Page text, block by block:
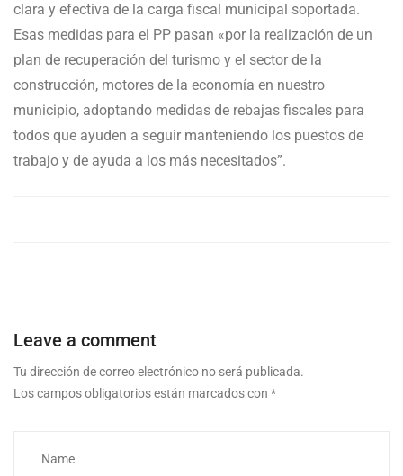
clara y efectiva de la carga fiscal municipal soportada.
Esas medidas para el PP pasan «por la realización de un
plan de recuperación del turismo y el sector de la
construcción, motores de la economía en nuestro
municipio, adoptando medidas de rebajas fiscales para
todos que ayuden a seguir manteniendo los puestos de
trabajo y de ayuda a los más necesitados”.
Leave a comment
Tu dirección de correo electrónico no será publicada.
Los campos obligatorios están marcados con *